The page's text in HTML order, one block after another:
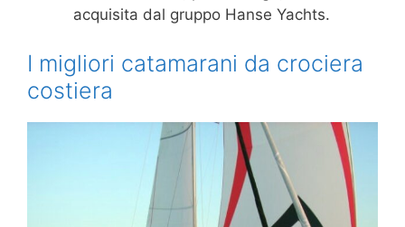
acquisita dal gruppo Hanse Yachts.
I migliori catamarani da crociera
costiera